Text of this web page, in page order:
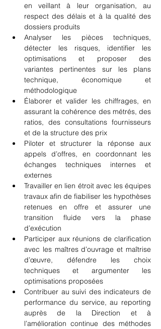
en veillant à leur organisation, au
respect des délais et à la qualité des
dossiers produits
Analyser les pièces techniques,
détecter les risques, identifier les
optimisations et proposer des
variantes pertinentes sur les plans
technique, économique et
méthodologique
Élaborer et valider les chiffrages, en
assurant la cohérence des métrés, des
ratios, des consultations fournisseurs
et de la structure des prix
Piloter et structurer la réponse aux
appels d’offres, en coordonnant les
échanges techniques internes et
externes
Travailler en lien étroit avec les équipes
travaux afin de fiabiliser les hypothèses
retenues en offre et assurer une
transition fluide vers la phase
d’exécution
Participer aux réunions de clarification
avec les maîtres d’ouvrage et maîtrise
d’œuvre, défendre les choix
techniques et argumenter les
optimisations proposées
Contribuer au suivi des indicateurs de
performance du service, au reporting
auprès de la Direction et à
l’amélioration continue des méthodes